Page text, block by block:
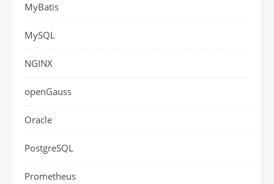
MyBatis
MySQL
NGINX
openGauss
Oracle
PostgreSQL
Prometheus